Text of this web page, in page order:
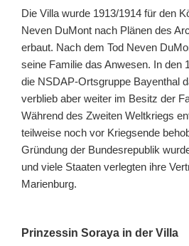
Die Villa wurde 1913/1914 für den
Neven DuMont nach Plänen des
erbaut. Nach dem Tod Neven
seine Familie das Anwesen. In den
die NSDAP-Ortsgruppe Bayenthal
verblieb aber weiter im Besitz der
Während des Zweiten Weltkriegs
teilweise noch vor Kriegsende
Gründung der Bundesrepublik
und viele Staaten verlegten ihre
Marienburg.
Prinzessin Soraya in der Villa